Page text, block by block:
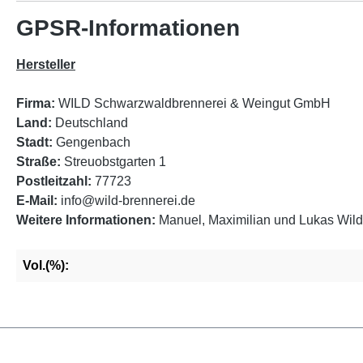
GPSR-Informationen
Hersteller
Firma: WILD Schwarzwaldbrennerei & Weingut GmbH
Land: Deutschland
Stadt: Gengenbach
Straße: Streuobstgarten 1
Postleitzahl: 77723
E-Mail: info@wild-brennerei.de
Weitere Informationen: Manuel, Maximilian und Lukas Wild
Vol.(%):